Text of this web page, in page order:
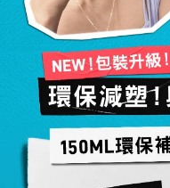
NEW！包裝升級
環保減塑
150ml環保